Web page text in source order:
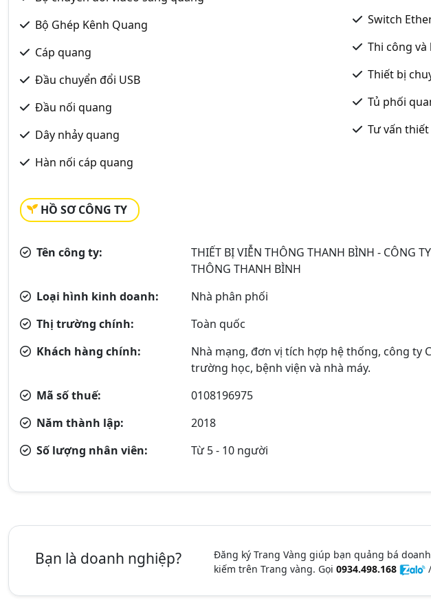
Bộ Ghép Kênh Quang
Cáp quang
Đầu chuyển đổi USB
Đầu nối quang
Dây nhảy quang
Hàn nối cáp quang
Switch
Thi công
Thiết bị
Tủ phối
Tư vấn
HỒ SƠ CÔNG TY
Tên công ty:
THIẾT BỊ VIỄN THÔNG THANH BÌNH - CÔNG
THÔNG THANH BÌNH
Loại hình kinh doanh:
Nhà phân phối
Thị trường chính:
Toàn quốc
Khách hàng chính:
Nhà mạng, đơn vị tích hợp hệ thống, công ty
trường học, bệnh viện và nhà máy.
Mã số thuế:
0108196975
Năm thành lập:
2018
Số lượng nhân viên:
Từ 5 - 10 người
Bạn là doanh nghiệp?
Đăng ký Trang Vàng giúp bạn quảng bá
kiếm trên Trang vàng. Gọi 0934.498.168 /